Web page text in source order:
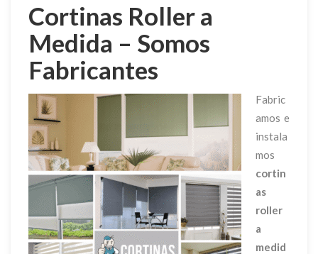
Cortinas Roller a
Medida – Somos
Fabricantes
Fabric
amos e
instala
mos
cortin
as
roller
a
medid